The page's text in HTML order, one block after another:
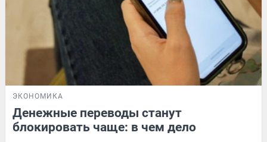
ЭКОНОМИКА
Денежные переводы станут
блокировать чаще: в чем дело